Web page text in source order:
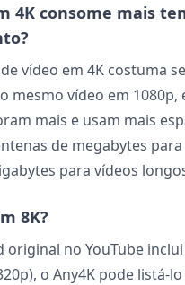
4K consome mais
vídeo em 4K costuma
mesmo vídeo em 1080p,
mais e usam mais
de megabytes
para vídeos
8K?
original no YouTube
o Any4K pode listá-